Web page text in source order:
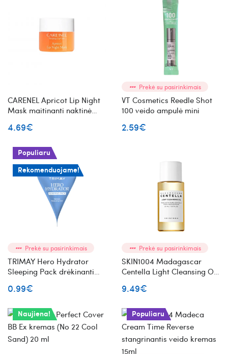
CARENEL Apricot Lip Night
Mask maitinanti naktinė
4.69€
Prekė su pasirinkimais
VT Cosmetics Reedle Shot
100 veido ampulė mini
2.59€
Populiaru
Rekomenduojame!
Prekė su pasirinkimais
TRIMAY Hero Hydrator
Sleeping Pack drėkinanti
0.99€
Prekė su pasirinkimais
SKIN1004 Madagascar
Centella Light Cleansing Oil
azijinės centelės ekstraktu
9.49€
Naujiena! Populiaru